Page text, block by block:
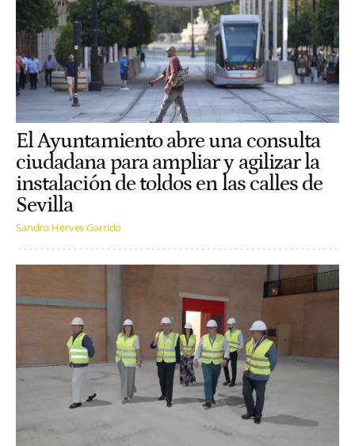
El Ayuntamiento abre una consulta
ciudadana para ampliar y agilizar la
instalación de toldos en las calles de
Sevilla
Sandro Herves Garrido